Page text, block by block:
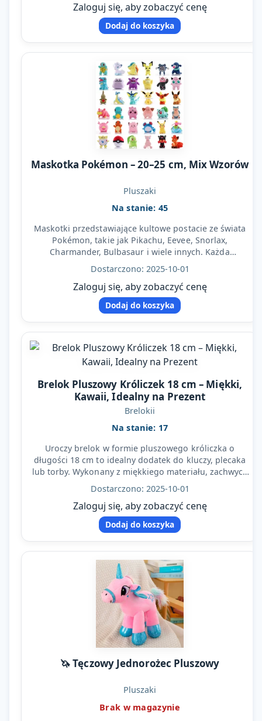
Zaloguj się, aby zobaczyć cenę
Dodaj do koszyka
Maskotka Pokémon – 20–25 cm, Mix Wzorów
Pluszaki
Na stanie: 45
Maskotki przedstawiające kultowe postacie ze świata
Pokémon, takie jak Pikachu, Eevee, Snorlax,
Charmander, Bulbasaur i wiele innych. Każda
maskotka ma…
Dostarczono: 2025-10-01
Zaloguj się, aby zobaczyć cenę
Dodaj do koszyka
Brelok Pluszowy Króliczek 18 cm – Miękki,
Kawaii, Idealny na Prezent
Brelokii
Na stanie: 17
Uroczy brelok w formie pluszowego króliczka o
długości 18 cm to idealny dodatek do kluczy, plecaka
lub torby. Wykonany z miękkiego materiału, zachwyca
Dostarczono: 2025-10-01
Zaloguj się, aby zobaczyć cenę
Dodaj do koszyka
🦄 Tęczowy Jednorożec Pluszowy
Pluszaki
Brak w magazynie